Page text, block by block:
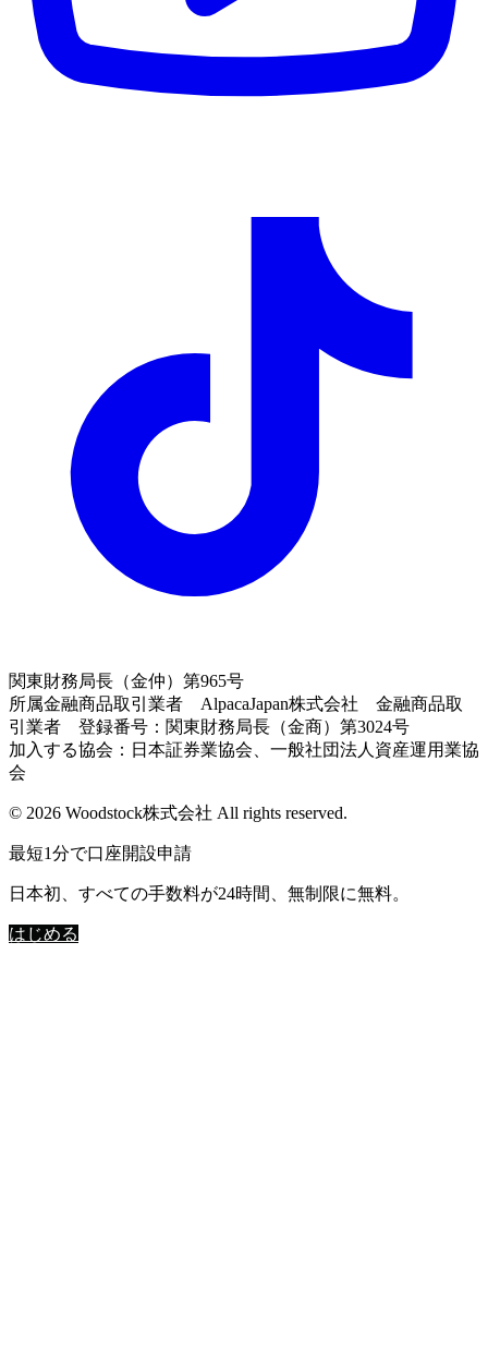
関東財務局長（金仲）第965号
所属金融商品取引業者 AlpacaJapan株式会社 金融商品取
引業者 登録番号：関東財務局長（金商）第3024号
加入する協会：日本証券業協会、一般社団法人資産運用業協
会
© 2026 Woodstock株式会社 All rights reserved.
最短1分で口座開設申請
日本初、すべての手数料が24時間、無制限に無料。
はじめる